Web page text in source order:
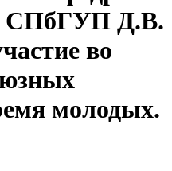
СПбГУП Д.В.
во
молодых.